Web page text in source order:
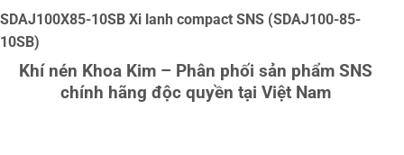
SDAJ100X85-10SB Xi lanh compact SNS (SDAJ100-85-
10SB)
Khí nén Khoa Kim – Phân phối sản phẩm SNS
chính hãng độc quyền tại Việt Nam